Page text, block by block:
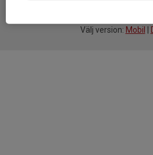
Välj version: Mobil